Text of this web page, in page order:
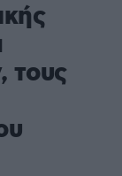
τους